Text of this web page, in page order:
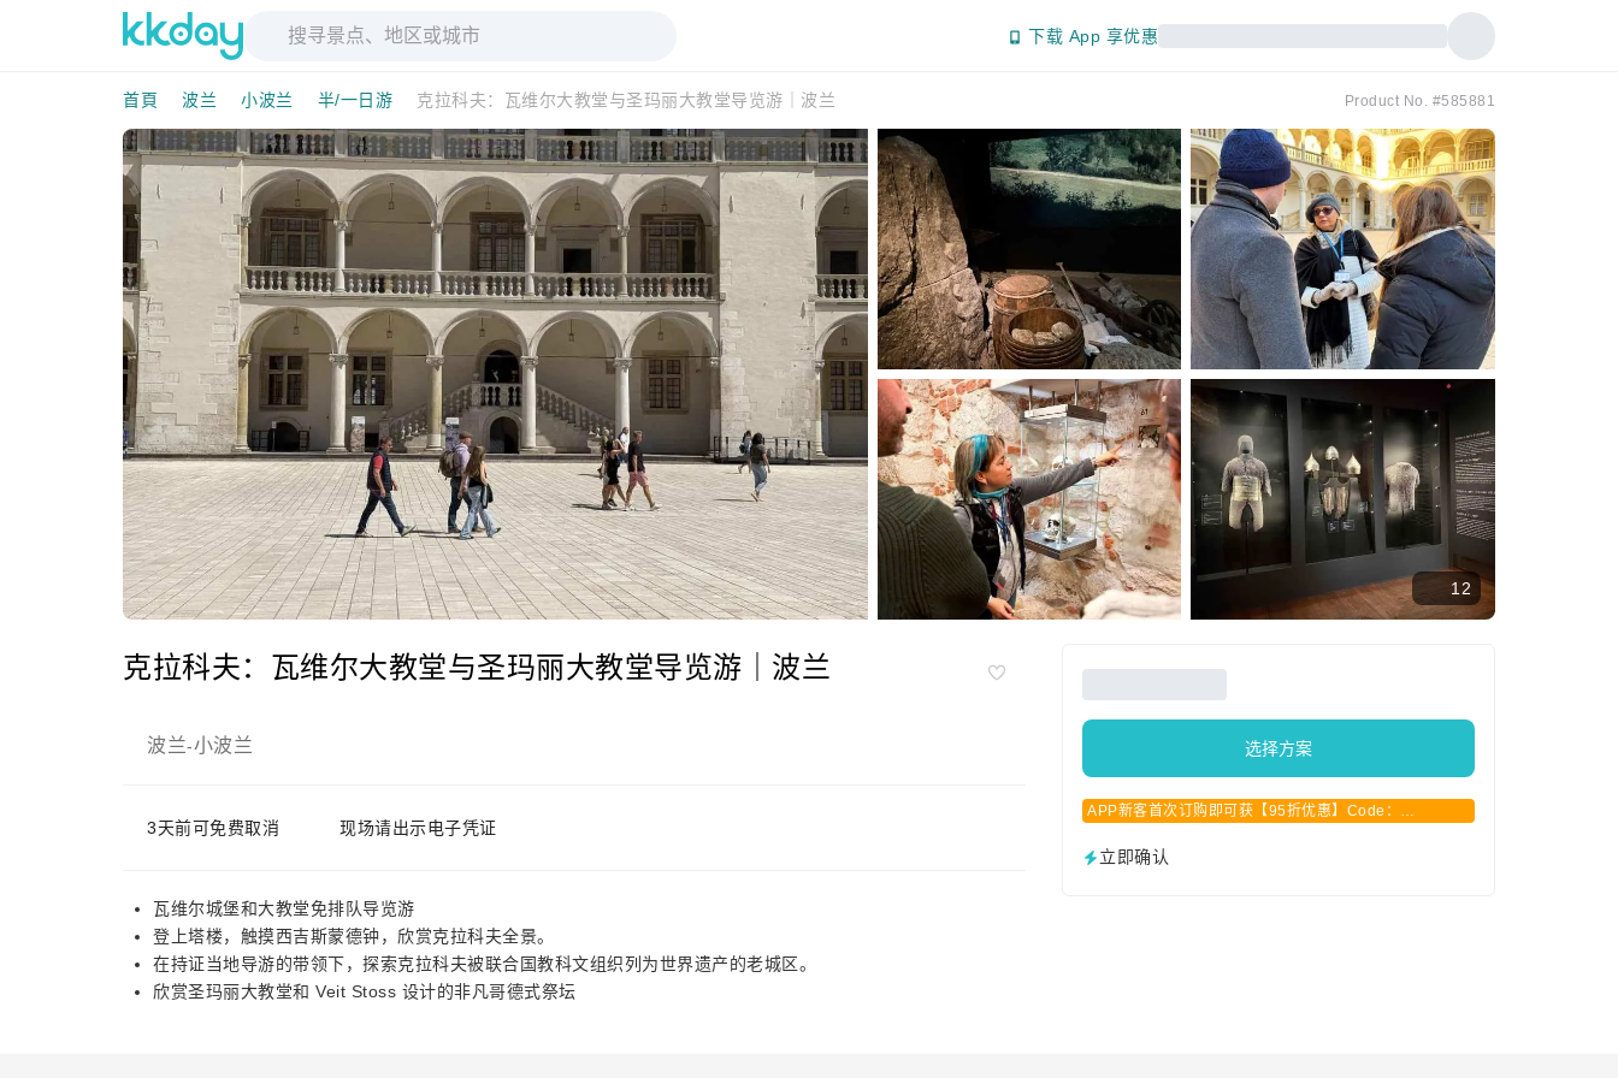
下载 App 享优惠
首頁 波兰 小波兰 半/一日游 克拉科夫：瓦维尔大教堂与圣玛丽大教堂导览游｜波兰 Product No. #585881
12
克拉科夫：瓦维尔大教堂与圣玛丽大教堂导览游｜波兰
波兰-小波兰
3天前可免费取消 现场请出示电子凭证
瓦维尔城堡和大教堂免排队导览游
登上塔楼，触摸西吉斯蒙德钟，欣赏克拉科夫全景。
在持证当地导游的带领下，探索克拉科夫被联合国教科文组织列为世界遗产的老城区。
欣赏圣玛丽大教堂和 Veit Stoss 设计的非凡哥德式祭坛
选择方案
APP新客首次订购即可获【95折优惠】Code：
立即确认